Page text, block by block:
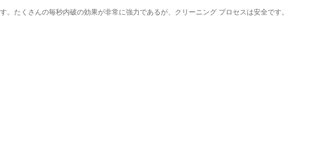
たくさんの毎秒内破の効果が非常に強力であるが、クリーニング プロセスは安全です。